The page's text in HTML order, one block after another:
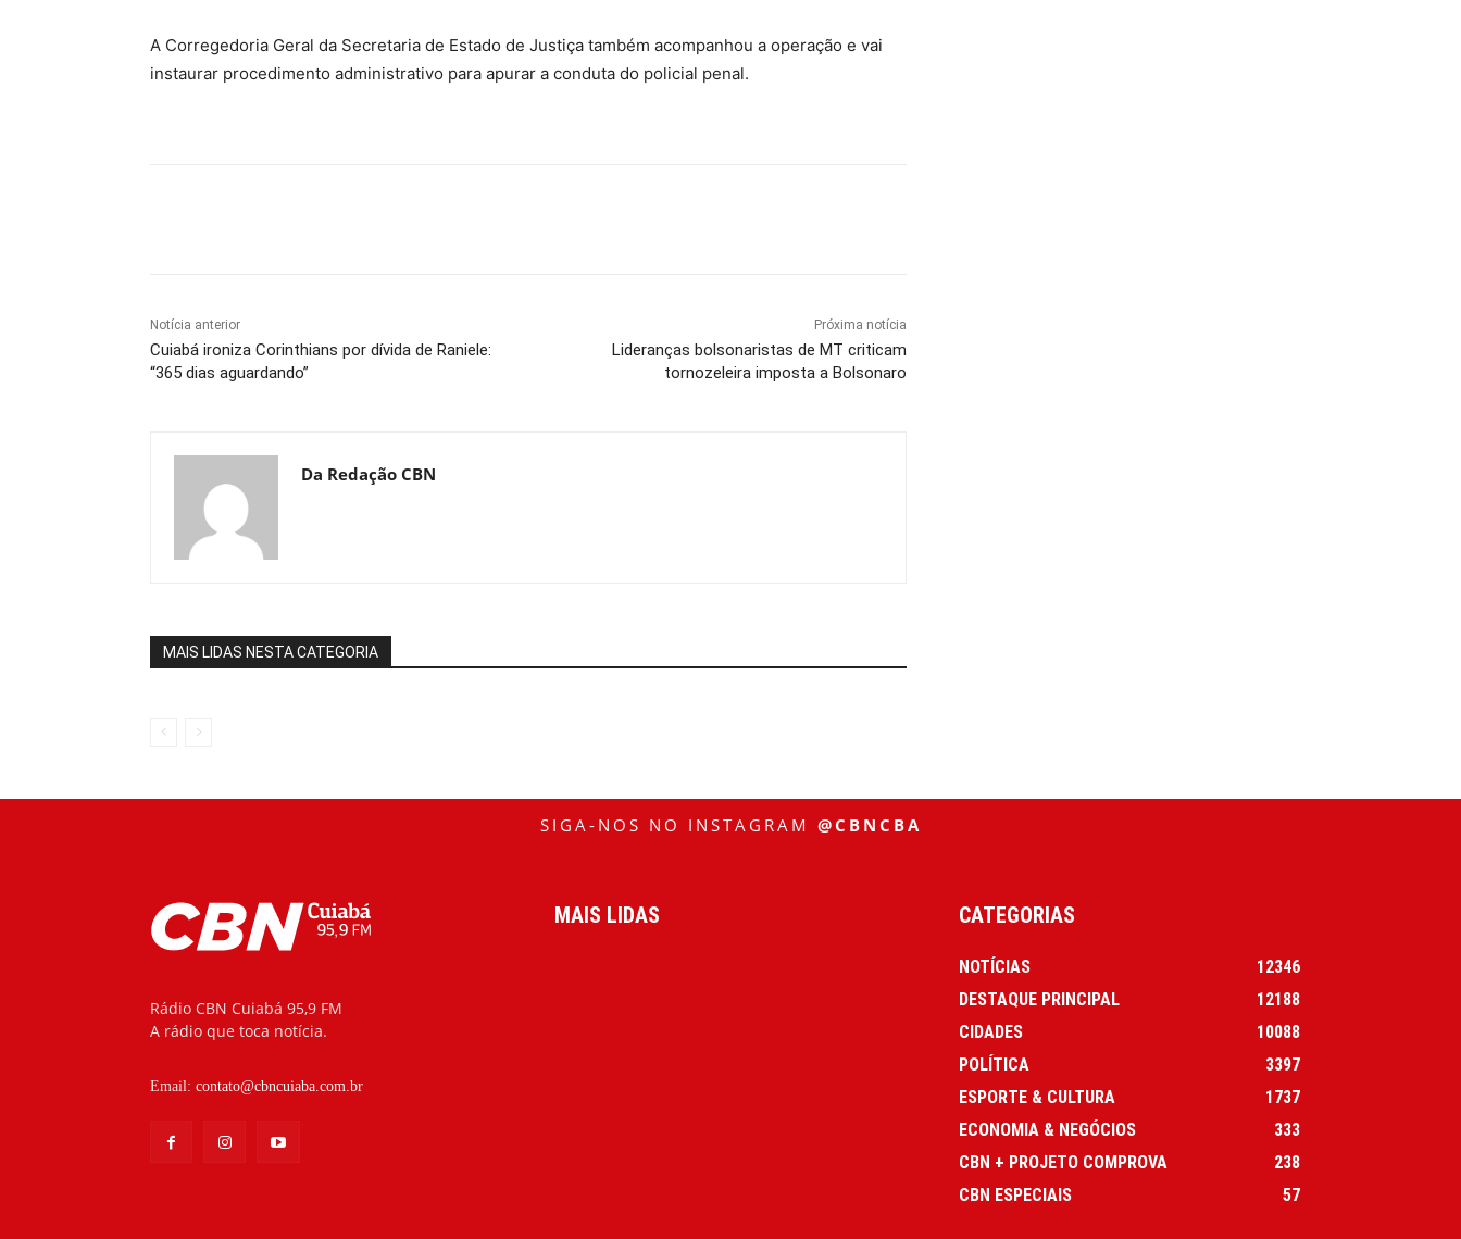
A Corregedoria Geral da Secretaria de Estado de Justiça também acompanhou a operação e vai
instaurar procedimento administrativo para apurar a conduta do policial penal.
Notícia anterior
Cuiabá ironiza Corinthians por dívida de Raniele:
“365 dias aguardando”
Próxima notícia
Lideranças bolsonaristas de MT criticam
tornozeleira imposta a Bolsonaro
Da Redação CBN
MAIS LIDAS NESTA CATEGORIA
SIGA-NOS NO INSTAGRAM @CBNCBA
Rádio CBN Cuiabá 95,9 FM
A rádio que toca notícia.
Email: contato@cbncuiaba.com.br
MAIS LIDAS CATEGORIAS
NOTÍCIAS
12346
DESTAQUE PRINCIPAL
12188
CIDADES
10088
POLÍTICA
3397
ESPORTE & CULTURA
1737
ECONOMIA & NEGÓCIOS
333
CBN + PROJETO COMPROVA
238
CBN ESPECIAIS
57